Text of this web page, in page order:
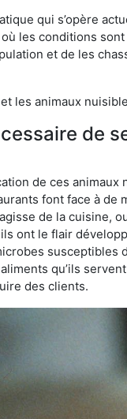
qui s’opère
les conditions
et de les
les animaux
de
de ces
font face à de
de la cuisine,
ont le flair
susceptibles
qu’ils
des clients.